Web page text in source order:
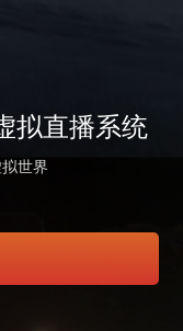
拟直播系统
世界